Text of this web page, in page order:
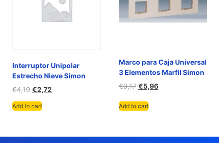
Interruptor Unipolar
Estrecho Nieve Simon
€4,19 €2,72
Add to cart
Marco para Caja Universal
3 Elementos Marfil Simon
€9,17 €5,96
Add to cart